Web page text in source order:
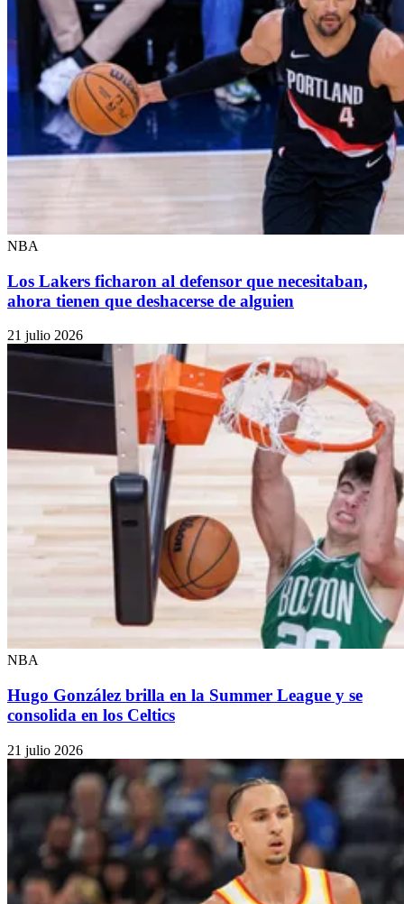
NBA
Los Lakers ficharon al defensor que necesitaban,
ahora tienen que deshacerse de alguien
21 julio 2026
NBA
Hugo González brilla en la Summer League y se
consolida en los Celtics
21 julio 2026